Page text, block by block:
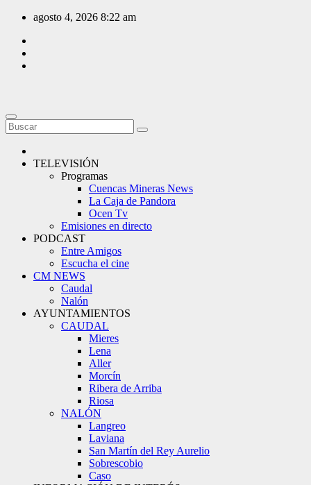
Saltar
contenido
agosto 4, 2026 8:22 am
TELEVISIÓN
Programas
Cuencas Mineras News
La Caja de Pandora
Ocen Tv
Emisiones en directo
PODCAST
Entre Amigos
Escucha el cine
CM NEWS
Caudal
Nalón
AYUNTAMIENTOS
CAUDAL
Mieres
Lena
Aller
Morcín
Ribera de Arriba
Riosa
NALÓN
Langreo
Laviana
San Martín del Rey Aurelio
Sobrescobio
Caso